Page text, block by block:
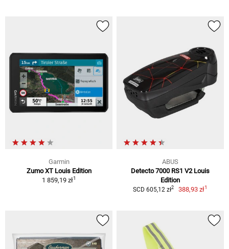
Garmin
Zumo XT Louis Edition
1 859,19 zł1
ABUS
Detecto 7000 RS1 V2 Louis
Edition
SCD 605,12 zł2 388,93 zł1